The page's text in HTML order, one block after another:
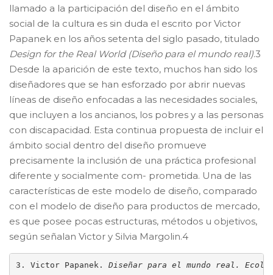
llamado a la participación del diseño en el ámbito
social de la cultura es sin duda el escrito por Victor
Papanek en los años setenta del siglo pasado, titulado
Design for the Real World (Diseño para el mundo real).3
Desde la aparición de este texto, muchos han sido los
diseñadores que se han esforzado por abrir nuevas
líneas de diseño enfocadas a las necesidades sociales,
que incluyen a los ancianos, los pobres y a las personas
con discapacidad. Esta continua propuesta de incluir el
ámbito social dentro del diseño promueve
precisamente la inclusión de una práctica profesional
diferente y socialmente com- prometida. Una de las
características de este modelo de diseño, comparado
con el modelo de diseño para productos de mercado,
es que posee pocas estructuras, métodos u objetivos,
según señalan Victor y Silvia Margolin.4
3. Victor Papanek. Diseñar para el mundo real.